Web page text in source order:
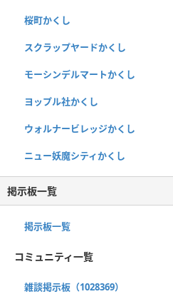
桜町かくし
スクラップヤードかくし
モーシンデルマートかくし
ヨップル社かくし
ウォルナービレッジかくし
ニュー妖魔シティかくし
掲示板一覧
掲示板一覧
コミュニティ一覧
雑談掲示板（1028369）